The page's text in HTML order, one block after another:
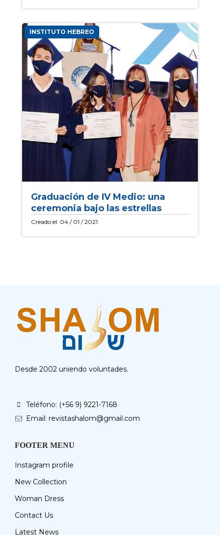
INSTITUTO HEBREO
Graduación de IV Medio: una
ceremonia bajo las estrellas
Creado el: 04 / 01 / 2021
Desde 2002 uniendo voluntades.
Teléfono: (+56 9) 9221-7168
Email: revistashalom@gmail.com
FOOTER MENU
Instagram profile
New Collection
Woman Dress
Contact Us
Latest News